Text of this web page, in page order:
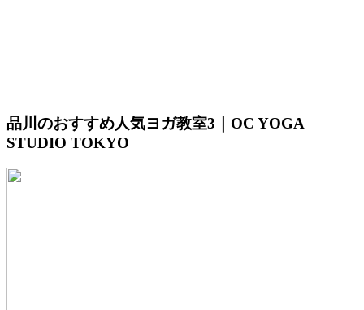
品川のおすすめ人気ヨガ教室3｜OC YOGA
STUDIO TOKYO